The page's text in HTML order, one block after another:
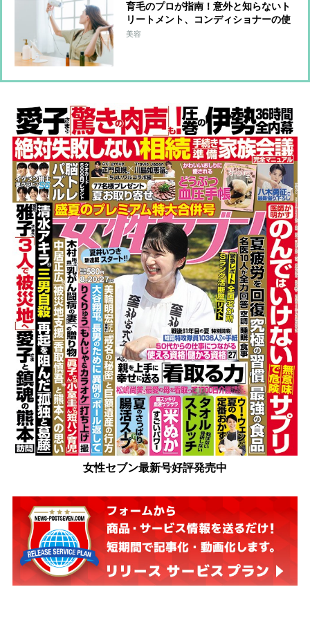
育毛のプロが指南！意外と知らないト
リートメント、コンディショナーの使
い方＆白髪対策でとりたい食べ物
美容
女性セブン最新号好評発売中